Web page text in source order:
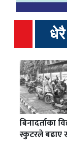
बिनादर्ताका
स्कुटरले बढाए